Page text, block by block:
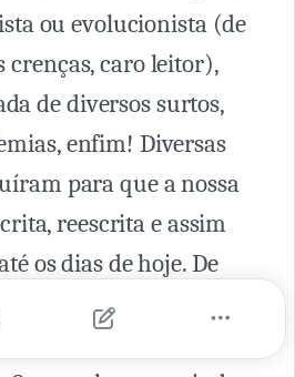
ou evolucionista (de
crenças, caro leitor),
de diversos surtos,
enfim! Diversas
para que a nossa
reescrita e assim
os dias de hoje. De
entre as